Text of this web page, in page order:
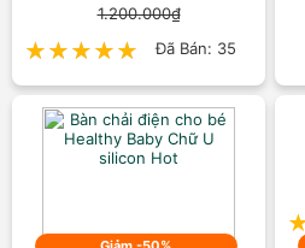
1.200.000₫
★★★★★
★★★★★ Đã Bán: 35